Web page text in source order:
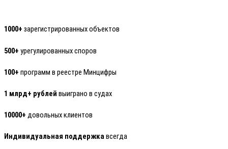
1000+ зарегистрированных объектов
500+ урегулированных споров
100+ программ в реестре Минцифры
1 млрд+ рублей выиграно в судах
10000+ довольных клиентов
Индивидуальная поддержкавсегда